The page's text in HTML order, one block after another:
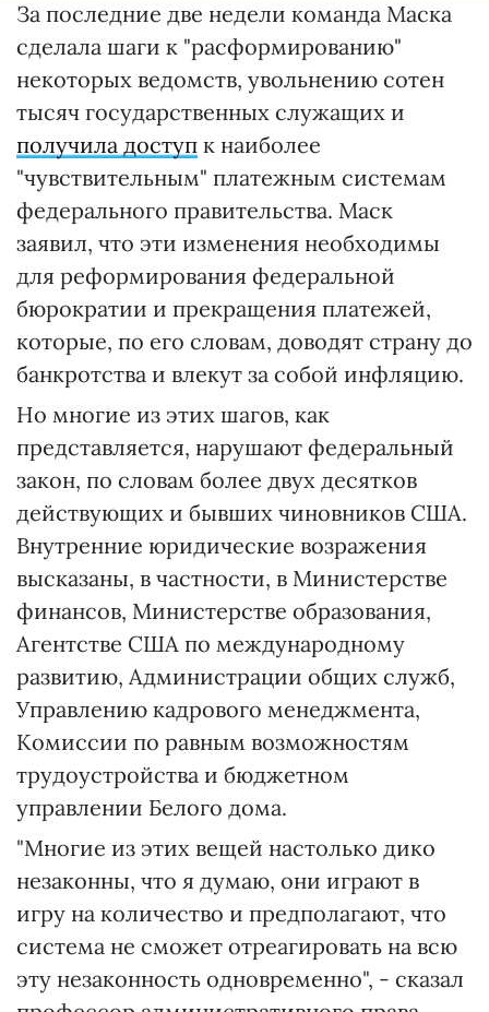
За последние две недели команда Маска
сделала шаги к "расформированию"
некоторых ведомств, увольнению сотен
тысяч государственных служащих и
получила доступ к наиболее
"чувствительным" платежным системам
федерального правительства. Маск
заявил, что эти изменения необходимы
для реформирования федеральной
бюрократии и прекращения платежей,
которые, по его словам, доводят страну до
банкротства и влекут за собой инфляцию.
Но многие из этих шагов, как
представляется, нарушают федеральный
закон, по словам более двух десятков
действующих и бывших чиновников США.
Внутренние юридические возражения
высказаны, в частности, в Министерстве
финансов, Министерстве образования,
Агентстве США по международному
развитию, Администрации общих служб,
Управлению кадрового менеджмента,
Комиссии по равным возможностям
трудоустройства и бюджетном
управлении Белого дома.
"Многие из этих вещей настолько дико
незаконны, что я думаю, они играют в
игру на количество и предполагают, что
система не сможет отреагировать на всю
эту незаконность одновременно", - сказал